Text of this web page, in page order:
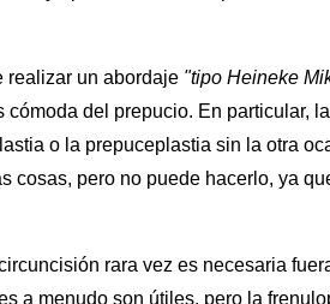
realizar un abordaje "tipo Heineke
cómoda del prepucio. En particular,
o la prepuceplastia sin la otra
cosas, pero no puede hacerlo, ya
rara vez es necesaria
a menudo son útiles, pero la